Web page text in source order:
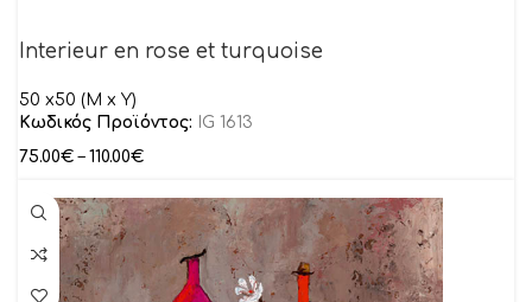
Interieur en rose et turquoise
50 x50 (M x Y)
Κωδικός Προϊόντος:
IG 1613
75.00€ – 110.00€